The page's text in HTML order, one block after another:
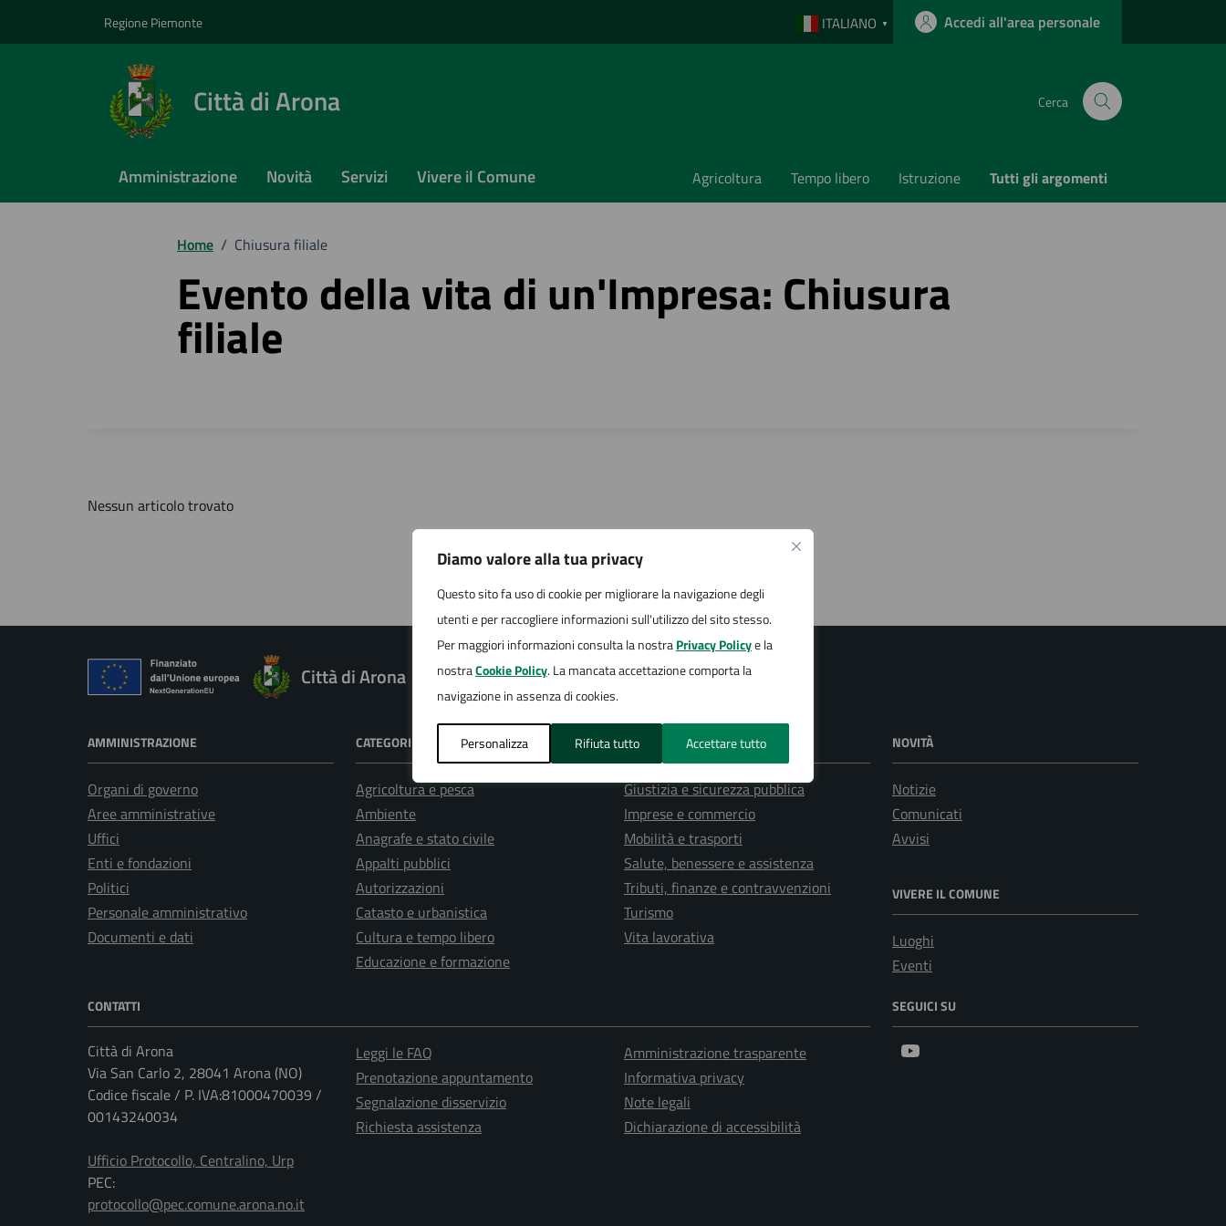
Diamo valore alla tua privacy
Questo sito fa uso di cookie per migliorare la navigazione degli
utenti e per raccogliere informazioni sull'utilizzo del sito stesso.
Per maggiori informazioni consulta la nostraPrivacy Policye la
nostraCookie Policy. La mancata accettazione comporta la
navigazione in assenza di cookies.
Personalizza Rifiuta tutto Accettare tutto
Regione Piemonte ITALIANO ▼ Accedi all'area personale
Città di Arona Cerca
Amministrazione Novità Servizi Vivere il Comune Agricoltura Tempo libero Istruzione Tutti gli argomenti
Home / Chiusura filiale
Evento della vita di un'Impresa: Chiusura
filiale
Nessun articolo trovato
Città di Arona
AMMINISTRAZIONE
Organi di governo
Aree amministrative
Uffici
Enti e fondazioni
Politici
Personale amministrativo
Documenti e dati
CATEGORIE DI SERVIZIO
Agricoltura e pesca
Ambiente
Anagrafe e stato civile
Appalti pubblici
Autorizzazioni
Catasto e urbanistica
Cultura e tempo libero
Educazione e formazione
Giustizia e sicurezza pubblica
Imprese e commercio
Mobilità e trasporti
Salute, benessere e assistenza
Tributi, finanze e contravvenzioni
Turismo
Vita lavorativa
NOVITÀ
Notizie
Comunicati
Avvisi
VIVERE IL COMUNE
Luoghi
Eventi
CONTATTI
Città di Arona
Via San Carlo 2, 28041 Arona (NO)
Codice fiscale / P. IVA:81000470039 /
00143240034
Ufficio Protocollo, Centralino, Urp
PEC:
protocollo@pec.comune.arona.no.it
Leggi le FAQ
Prenotazione appuntamento
Segnalazione disservizio
Richiesta assistenza
Amministrazione trasparente
Informativa privacy
Note legali
Dichiarazione di accessibilità
SEGUICI SU